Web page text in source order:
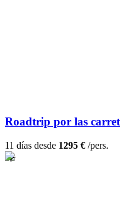
Roadtrip por las
11 días desde 1295 € /pers.